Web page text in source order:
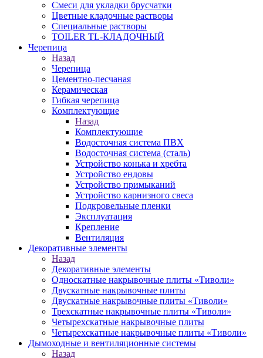
Смеси для укладки брусчатки
Цветные кладочные растворы
Специальные растворы
TOILER TL-КЛАДОЧНЫЙ
Черепица
Назад
Черепица
Цементно-песчаная
Керамическая
Гибкая черепица
Комплектующие
Назад
Комплектующие
Водосточная система ПВХ
Водосточная система (сталь)
Устройство конька и хребта
Устройство ендовы
Устройство примыканий
Устройство карнизного свеса
Подкровельные пленки
Эксплуатация
Крепление
Вентиляция
Декоративные элементы
Назад
Декоративные элементы
Односкатные накрывочные плиты «Тиволи»
Двускатные накрывочные плиты
Двускатные накрывочные плиты «Тиволи»
Трехскатные накрывочные плиты «Тиволи»
Четырехскатные накрывочные плиты
Четырехскатные накрывочные плиты «Тиволи»
Дымоходные и вентиляционные системы
Назад